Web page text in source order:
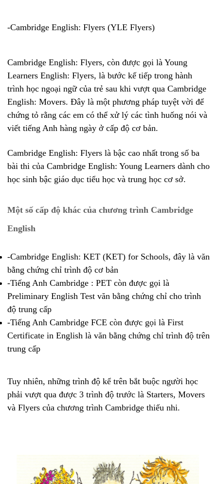
-Cambridge English: Flyers (YLE Flyers)
Cambridge English: Flyers, còn được gọi là Young
Learners English: Flyers, là bước kế tiếp trong hành
trình học ngoại ngữ của trẻ sau khi vượt qua Cambridge
English: Movers. Đây là một phương pháp tuyệt vời để
chứng tỏ rằng các em có thể xử lý các tình huống nói và
viết tiếng Anh hàng ngày ở cấp độ cơ bản.
Cambridge English: Flyers là bậc cao nhất trong số ba
bài thi của Cambridge English: Young Learners dành cho
học sinh bậc giáo dục tiểu học và trung học cơ sở.
Một số cấp độ khác của chương trình Cambridge
English
-Cambridge English: KET (KET) for Schools, đây là văn
bằng chứng chỉ trình độ cơ bản
-Tiếng Anh Cambridge : PET còn được gọi là
Preliminary English Test văn bằng chứng chỉ cho trình
độ trung cấp
-Tiếng Anh Cambridge FCE còn được gọi là First
Certificate in English là văn bằng chứng chỉ trình độ trên
trung cấp
Tuy nhiên, những trình độ kể trên bắt buộc người học
phải vượt qua được 3 trình độ trước là Starters, Movers
và Flyers của chương trình Cambridge thiếu nhi.